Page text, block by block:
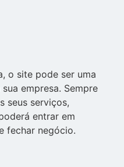
o site pode ser uma
empresa. Sempre
seus serviços,
entrar em
fechar negócio.